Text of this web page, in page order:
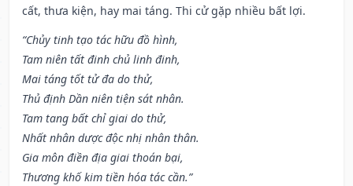
cất, thưa kiện, hay mai táng. Thi cử gặp nhiều bất lợi.
“Chủy tinh tạo tác hữu đồ hình,
Tam niên tất đinh chủ linh đinh,
Mai táng tốt tử đa do thử,
Thủ định Dần niên tiện sát nhân.
Tam tang bất chỉ giai do thử,
Nhất nhân dược độc nhị nhân thân.
Gia môn điền địa giai thoán bại,
Thương khố kim tiền hóa tác cần.”